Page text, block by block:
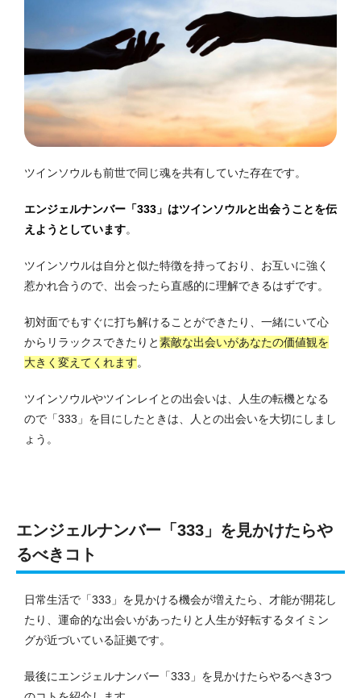
ツインソウルも前世で同じ魂を共有していた存在です。
エンジェルナンバー「333」はツインソウルと出会うことを伝
えようとしています。
ツインソウルは自分と似た特徴を持っており、お互いに強く
惹かれ合うので、出会ったら直感的に理解できるはずです。
初対面でもすぐに打ち解けることができたり、一緒にいて心
からリラックスできたりと素敵な出会いがあなたの価値観を
大きく変えてくれます。
ツインソウルやツインレイとの出会いは、人生の転機となる
ので「333」を目にしたときは、人との出会いを大切にしまし
ょう。
エンジェルナンバー「333」を見かけたらや
るべきコト
日常生活で「333」を見かける機会が増えたら、才能が開花し
たり、運命的な出会いがあったりと人生が好転するタイミン
グが近づいている証拠です。
最後にエンジェルナンバー「333」を見かけたらやるべき3つ